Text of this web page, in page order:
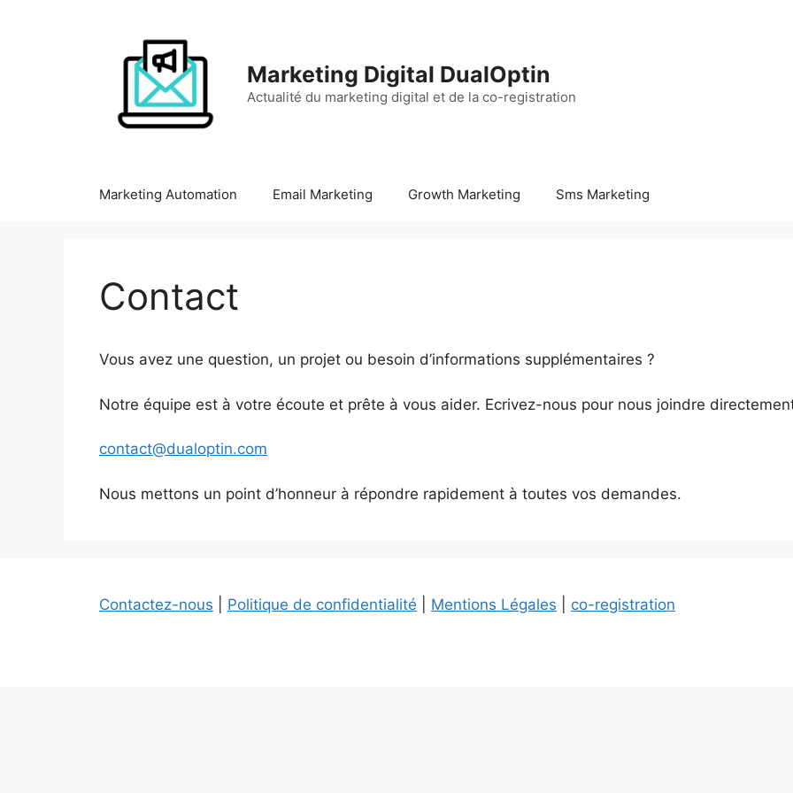
Marketing Digital DualOptin
Actualité du marketing digital et de la co-registration
Marketing Automation Email Marketing Growth Marketing Sms Marketing
Contact
Vous avez une question, un projet ou besoin d’informations supplémentaires ?
Notre équipe est à votre écoute et prête à vous aider. Ecrivez-nous pour nous joindre
contact@dualoptin.com
Nous mettons un point d’honneur à répondre rapidement à toutes vos demandes.
Contactez-nous Politique de confidentialité Mentions Légales co-registration